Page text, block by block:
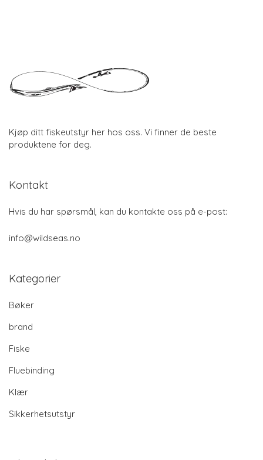
Kjøp ditt fiskeutstyr her hos oss. Vi finner de beste
produktene for deg.
Kontakt
Hvis du har spørsmål, kan du kontakte oss på e-post:
info@wildseas.no
Kategorier
Bøker
brand
Fiske
Fluebinding
Klær
Sikkerhetsutstyr